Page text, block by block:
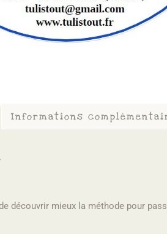
Informations
découvrir mieux la méthode pour